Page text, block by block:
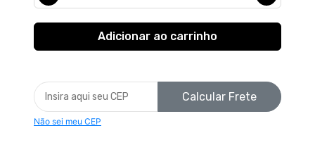
Calcular Frete
Não sei meu CEP